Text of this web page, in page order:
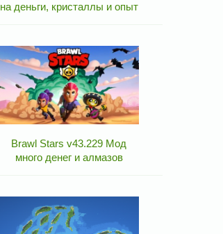
на деньги, кристаллы и опыт
Brawl Stars v43.229 Мод
много денег и алмазов